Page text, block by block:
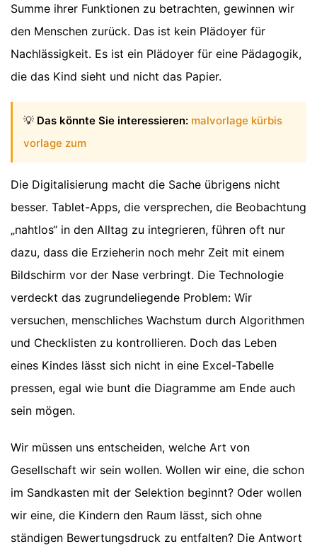
Summe ihrer Funktionen zu betrachten, gewinnen wir
den Menschen zurück. Das ist kein Plädoyer für
Nachlässigkeit. Es ist ein Plädoyer für eine Pädagogik,
die das Kind sieht und nicht das Papier.
💡 Das könnte Sie interessieren: malvorlage kürbis
vorlage zum
Die Digitalisierung macht die Sache übrigens nicht
besser. Tablet-Apps, die versprechen, die Beobachtung
„nahtlos“ in den Alltag zu integrieren, führen oft nur
dazu, dass die Erzieherin noch mehr Zeit mit einem
Bildschirm vor der Nase verbringt. Die Technologie
verdeckt das zugrundeliegende Problem: Wir
versuchen, menschliches Wachstum durch Algorithmen
und Checklisten zu kontrollieren. Doch das Leben
eines Kindes lässt sich nicht in eine Excel-Tabelle
pressen, egal wie bunt die Diagramme am Ende auch
sein mögen.
Wir müssen uns entscheiden, welche Art von
Gesellschaft wir sein wollen. Wollen wir eine, die schon
im Sandkasten mit der Selektion beginnt? Oder wollen
wir eine, die Kindern den Raum lässt, sich ohne
ständigen Bewertungsdruck zu entfalten? Die Antwort